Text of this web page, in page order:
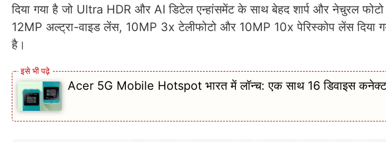
दिया गया है जो Ultra HDR और AI डिटेल एन्हांसमेंट के साथ बेहद शार्प और नेचुरल
12MP अल्ट्रा-वाइड लेंस, 10MP 3x टेलीफोटो और 10MP 10x पेरिस्कोप लेंस दिया
है।
Acer 5G Mobile Hotspot भारत में लॉन्च: एक साथ 16 डिवाइस कनेक्ट